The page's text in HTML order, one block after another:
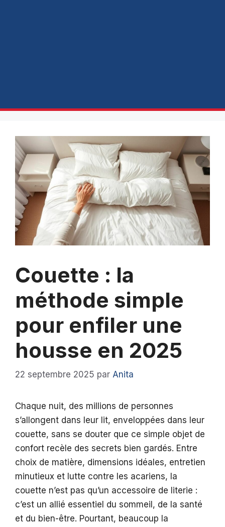
Couette : la
méthode simple
pour enfiler une
housse en 2025
22 septembre 2025 par Anita
Chaque nuit, des millions de personnes
s’allongent dans leur lit, enveloppées dans leur
couette, sans se douter que ce simple objet de
confort recèle des secrets bien gardés. Entre
choix de matière, dimensions idéales, entretien
minutieux et lutte contre les acariens, la
couette n’est pas qu’un accessoire de literie :
c’est un allié essentiel du sommeil, de la santé
et du bien-être. Pourtant, beaucoup la